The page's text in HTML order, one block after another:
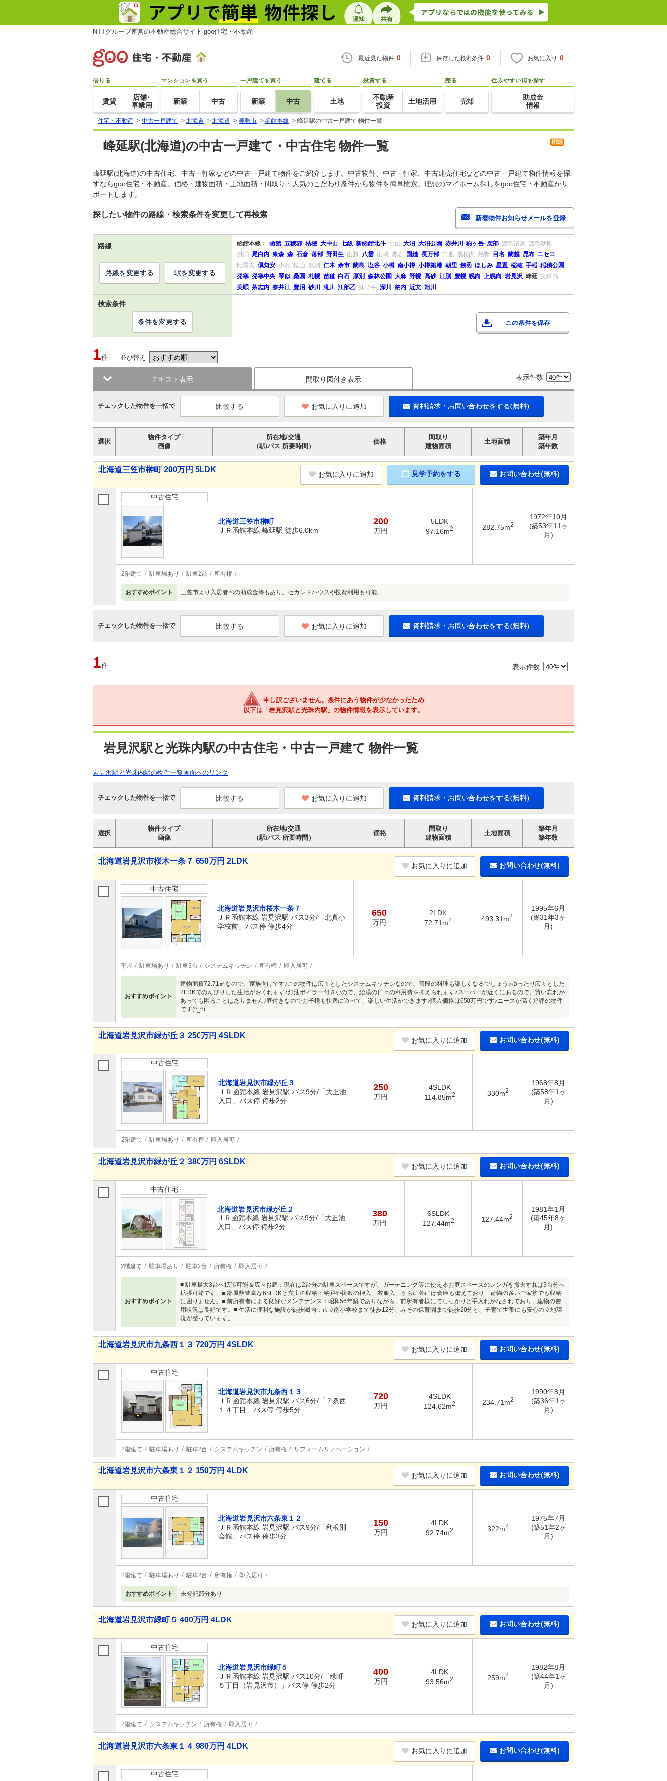
NTTグループ運営の不動産総合サイト goo住宅・不動産
最近見た物件 0 保存した検索条件 0 お気に入り 0
借りる
賃貸
店舗･
事業用
マンションを買う
新築 中古
一戸建てを買う
新築 中古
建てる
土地
投資する
不動産
投資
土地活用
売る
売却
住みやすい街を探す
助成金
情報
住宅・不動産 > 中古一戸建て > 北海道 > 北海道 > 美唄市 > 函館本線 > 峰延駅の中古一戸建て 物件一覧
峰延駅(北海道)の中古一戸建て・中古住宅 物件一覧
峰延駅(北海道)の中古住宅、中古一軒家などの中古一戸建て物件をご紹介します。中古物件、中古一軒家、中古建売住宅などの中古一戸建て物件情報を探
すならgoo住宅・不動産。価格・建物面積・土地面積・間取り・人気のこだわり条件から物件を簡単検索。理想のマイホーム探しをgoo住宅・不動産がサ
ポートします。
探したい物件の路線・検索条件を変更して再検索
路線 函館本線： 函館 五稜郭 桔梗 大中山 七飯 新函館北斗 仁山 大沼 大沼公園 赤井川 駒ヶ岳 鹿部 渡島沼尻 渡島砂原
掛澗
尾白内 東森 森 石倉 落部 野田生 山越 八雲 山崎 黒岩 国縫 長万部 二股 黒松内 熱郛 目名 蘭越 昆布 ニセコ
比羅夫 倶知安 小沢 銀山 然別 仁木 余市 蘭島 塩谷 小樽 南小樽 小樽築港 朝里 銭函 ほしみ 星置 稲穂 手稲 稲積公園
発寒 発寒中央 琴似 桑園 札幌 苗穂 白石 厚別 森林公園 大麻 野幌 高砂 江別 豊幌 幌向 上幌向 岩見沢 峰延 光珠内
美唄 茶志内 奈井江 豊沼 砂川 滝川 江部乙 妹背牛 深川 納内 近文 旭川
路線を変更する 駅を変更する
検索条件
この条件を保存
条件を変更する
1件 並び替え
テキスト表示 間取り図付き表示 表示件数
チェックした物件を一括で お気に入りに追加 資料請求・お問い合わせをする(無料)
選択
物件タイプ
画像
所在地/交通
（駅/バス 所要時間）
価格
間取り
建物面積
土地面積
築年月
築年数
北海道三笠市榊町 200万円 5LDK
お気に入りに追加 見学予約をする お問い合わせ(無料)
中古住宅
北海道三笠市榊町
ＪＲ函館本線 峰延駅 徒歩6.0km
200
万円
5LDK
97.16m2 282.75m2
1972年10月
(築53年11ヶ
月)
2階建て 駐車場あり 駐車2台 所有権
おすすめポイント 三笠市より入居者への助成金等もあり。セカンドハウスや投資利用も可能。
チェックした物件を一括で お気に入りに追加 資料請求・お問い合わせをする(無料)
1件 表示件数
申し訳ございません。条件にあう物件が少なかったため
以下は「岩見沢駅と光珠内駅」の物件情報を表示しています。
岩見沢駅と光珠内駅の中古住宅・中古一戸建て 物件一覧
岩見沢駅と光珠内駅の物件一覧画面へのリンク
チェックした物件を一括で お気に入りに追加 資料請求・お問い合わせをする(無料)
選択
物件タイプ
画像
所在地/交通
（駅/バス 所要時間）
価格
間取り
建物面積
土地面積
築年月
築年数
北海道岩見沢市桜木一条７ 650万円 2LDK
お気に入りに追加 お問い合わせ(無料)
中古住宅
北海道岩見沢市桜木一条７
ＪＲ函館本線 岩見沢駅 バス3分/「北真小
学校前」バス停 停歩4分
650
万円
2LDK
72.71m2 493.31m2
1995年6月
(築31年3ヶ
月)
平屋 駐車場あり 駐車3台 システムキッチン 所有権 即入居可
おすすめポイント
建物面積72.71㎡なので、家族向けです♪この物件は広々としたシステムキッチンなので、普段の料理も楽しくなるでしょう♪ゆったり広々とした
2LDKでのんびりした生活がおくれます♪灯油ボイラー付きなので、給湯の日々の利用費を抑えられます♪スーパーが近くにあるので、買い忘れが
あっても困ることはありません♪庭付きなのでお子様も快適に遊べて、楽しい生活ができます♪購入価格は650万円です♪ニーズが高く好評の物件
です(^_^)
北海道岩見沢市緑が丘３ 250万円 4SLDK
お気に入りに追加 お問い合わせ(無料)
中古住宅
北海道岩見沢市緑が丘３
ＪＲ函館本線 岩見沢駅 バス9分/「大正池
入口」バス停 停歩2分
250
万円
4SLDK
114.85m2 330m2
1968年8月
(築58年1ヶ
月)
2階建て 駐車場あり 所有権 即入居可
北海道岩見沢市緑が丘２ 380万円 6SLDK
お気に入りに追加 お問い合わせ(無料)
中古住宅
北海道岩見沢市緑が丘２
ＪＲ函館本線 岩見沢駅 バス9分/「大正池
入口」バス停 停歩2分
380
万円
6SLDK
127.44m2 127.44m2
1981年1月
(築45年8ヶ
月)
2階建て 駐車場あり 駐車2台 所有権 即入居可
おすすめポイント
■ 駐車最大3台へ拡張可能＆広々お庭：現在は2台分の駐車スペースですが、ガーデニング等に使えるお庭スペースのレンガを撤去すれば3台分へ
拡張可能です。■ 部屋数豊富な6SLDKと充実の収納：納戸や複数の押入、衣服入、さらに外には倉庫も備えており、荷物の多いご家族でも収納
に困りません。■ 前所有者による良好なメンテナンス：昭和56年築でありながら、前所有者様にてしっかりと手入れがなされており、建物の使
用状況は良好です。■ 生活に便利な施設が徒歩圏内：市立南小学校まで徒歩12分、みその保育園まで徒歩20分と、子育て世帯にも安心の立地環
境が整っています。
北海道岩見沢市九条西１３ 720万円 4SLDK
お気に入りに追加 お問い合わせ(無料)
中古住宅
北海道岩見沢市九条西１３
ＪＲ函館本線 岩見沢駅 バス6分/「７条西
１４丁目」バス停 停歩5分
720
万円
4SLDK
124.62m2 234.71m2
1990年8月
(築36年1ヶ
月)
2階建て 駐車場あり 駐車2台 システムキッチン 所有権 リフォームリノベーション
北海道岩見沢市六条東１２ 150万円 4LDK
お気に入りに追加 お問い合わせ(無料)
中古住宅
北海道岩見沢市六条東１２
ＪＲ函館本線 岩見沢駅 バス9分/「利根別
会館」バス停 停歩3分
150
万円
4LDK
92.74m2 322m2
1975年7月
(築51年2ヶ
月)
2階建て 駐車場あり 駐車2台 所有権 即入居可
おすすめポイント 未登記部分あり
北海道岩見沢市緑町５ 400万円 4LDK
お気に入りに追加 お問い合わせ(無料)
中古住宅
北海道岩見沢市緑町５
ＪＲ函館本線 岩見沢駅 バス10分/「緑町
５丁目（岩見沢市）」バス停 停歩2分
400
万円
4LDK
93.56m2 259m2
1982年8月
(築44年1ヶ
月)
2階建て システムキッチン 所有権 即入居可
北海道岩見沢市六条東１４ 980万円 4LDK
お気に入りに追加 お問い合わせ(無料)
中古住宅